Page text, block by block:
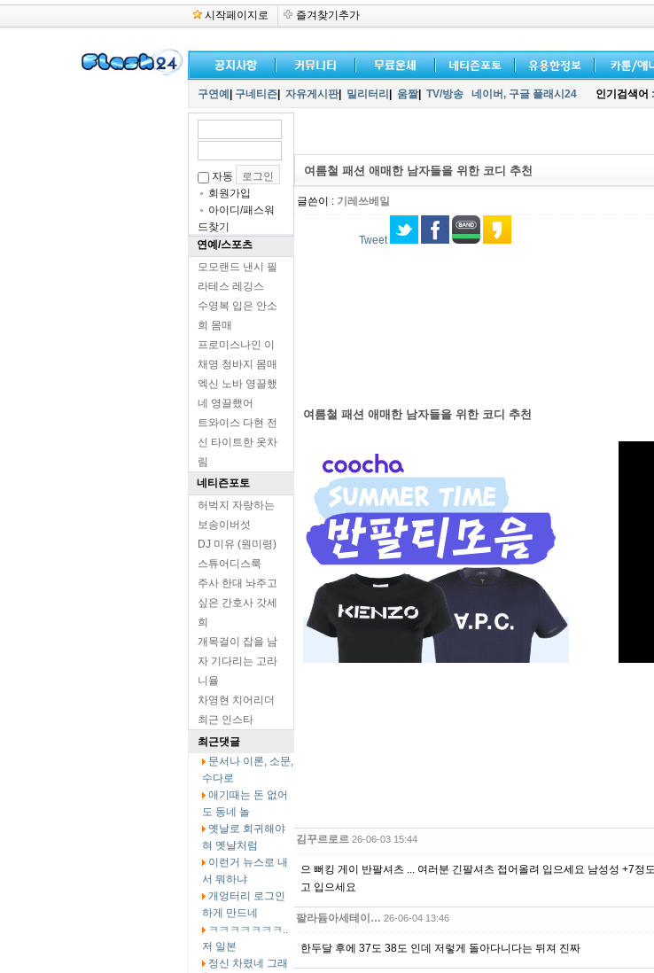
시작페이지로 즐겨찾기추가
구연예 구네티즌 자유게시판| 밀리터리 움짤| TV/방송 네이버, 구글 플래시24 인기검색어
자동
회원가입
아이디/패스워
드찾기
연예/스포츠
모모랜드 낸시 필
라테스 레깅스
수영복 입은 안소
희 몸매
프로미스나인 이
채영 청바지 몸매
엑신 노바 영끌했
네 영끌했어
트와이스 다현 전
신 타이트한 옷차
림
네티즌포토
허벅지 자랑하는
보송이버섯
DJ 미유 (원미령)
스튜어디스룩
주사 한대 놔주고
싶은 간호사 갓세
희
개목걸이 잡을 남
자 기다리는 고라
니율
차영현 치어리더
최근 인스타
최근댓글
문서나 이론, 소문,
수다로
애기때는 돈 없어
도 동네 놀
옛날로 회귀해야
혀 옛날처럼
이런거 뉴스로 내
서 뭐하냐
개엉터리 로그인
하게 만드네
ㅋㅋㅋㅋㅋㅋㅋ..
저 일본
정신 차렸네 그래
여름철 패션 애매한 남자들을 위한 코디 추천
글쓴이 : 기레쓰베일
Tweet
여름철 패션 애매한 남자들을 위한 코디 추천
김꾸르로르 26-06-03 15:44
으 뻐킹 게이 반팔셔츠 ... 여러분 긴팔셔츠 접어올려 입으세요 남성성 +7
고 입으세요
팔라듐아세테이… 26-06-04 13:46
한두달 후에 37도 38도 인데 저렇게 돌아다니다는 뒤져 진짜